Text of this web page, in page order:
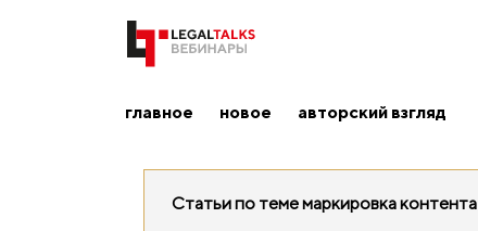
главное новое авторский взгляд
Статьи по теме маркировка контента